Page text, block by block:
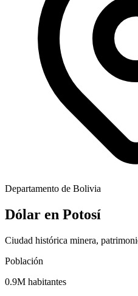
Departamento de Bolivia
Dólar en Potosí
Ciudad histórica minera,
Población
0.9M habitantes